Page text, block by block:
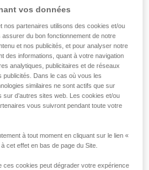
soit projeté dans le point de
chute ou de gros écart de poids
sur l’ancrage par effet poulie
vos données
nos partenaires utilisons des cookies et/ou
du bon fonctionnement de notre
et nos publicités, et pour analyser notre
des informations, quant à votre navigation
analytiques, publicitaires et de réseaux
publicités. Dans le cas où vous les
similaires ne sont actifs que sur
d’autres sites web. Les cookies et/ou
vous suivront pendant toute votre
à tout moment en cliquant sur le lien «
cet effet en bas de page du Site.
ces cookies peut dégrader votre expérience